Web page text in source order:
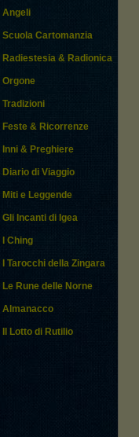
Angeli
Scuola Cartomanzia
Radiestesia & Radionica
Orgone
Tradizioni
Feste & Ricorrenze
Inni & Preghiere
Diario di Viaggio
Miti e Leggende
Gli Incanti di Igea
I Ching
I Tarocchi della Zingara
Le Rune delle Norne
Almanacco
Il Lotto di Rutilio